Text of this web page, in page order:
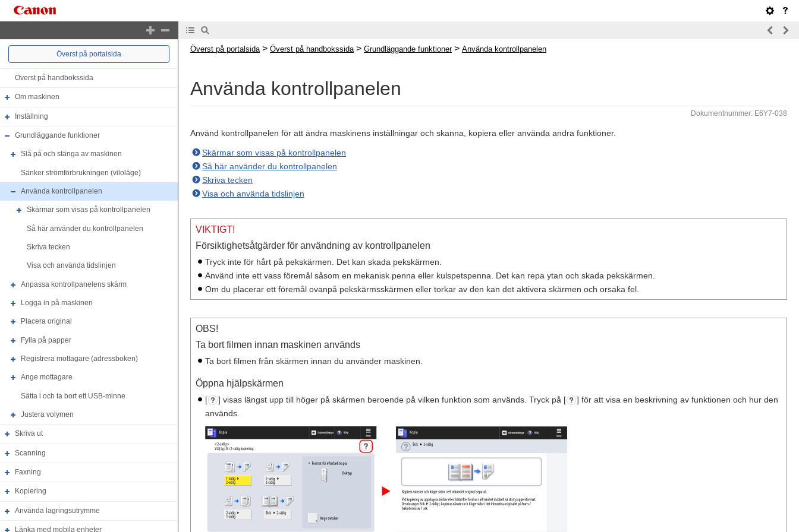
Överst på portalsida
Överst på handbokssida
Om maskinen
Inställning
Grundläggande funktioner
Slå på och stänga av maskinen
Sänker strömförbrukningen (viloläge)
Använda kontrollpanelen
Skärmar som visas på kontrollpanelen
Så här använder du kontrollpanelen
Skriva tecken
Visa och använda tidslinjen
Anpassa kontrollpanelens skärm
Logga in på maskinen
Placera original
Fylla på papper
Registrera mottagare (adressboken)
Ange mottagare
Sätta i och ta bort ett USB-minne
Justera volymen
Skriva ut
Scanning
Faxning
Kopiering
Använda lagringsutrymme
Länka med mobila enheter
Överst på portalsida > Överst på handbokssida > Grundläggande funktioner> Använda kontrollpanelen
Använda kontrollpanelen
Dokumentnummer: E6Y7-038
Använd kontrollpanelen för att ändra maskinens inställningar och skanna, kopiera eller använda andra funktioner.
Skärmar som visas på kontrollpanelen
Så här använder du kontrollpanelen
Skriva tecken
Visa och använda tidslinjen
VIKTIGT!
Försiktighetsåtgärder för användning av kontrollpanelen
Tryck inte för hårt på pekskärmen. Det kan skada pekskärmen.
Använd inte ett vass föremål såsom en mekanisk penna eller kulspetspenna. Det kan repa ytan och skada pekskärmen.
Om du placerar ett föremål ovanpå pekskärmsskärmen eller torkar av den kan det aktivera skärmen och orsaka fel.
OBS!
Ta bort filmen innan maskinen används
Ta bort filmen från skärmen innan du använder maskinen.
Öppna hjälpskärmen
[ ] visas längst upp till höger på skärmen beroende på vilken funktion som används. Tryck på [
] för att visa en beskrivning av funktionen och hur den
används.